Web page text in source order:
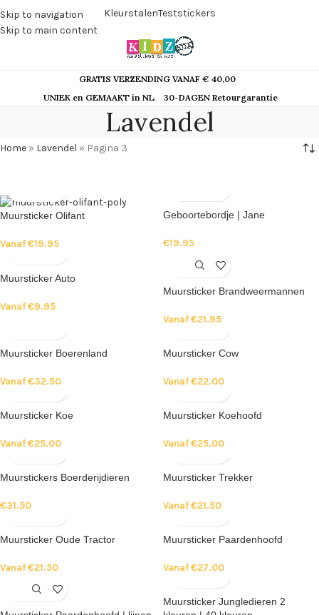
Skip to navigation
Skip to main content
KleurstalenTeststickers
GRATIS VERZENDING VANAF € 40,00
UNIEK en GEMAAKT in NL
30-DAGEN Retourgarantie
Lavendel
Home » Lavendel » Pagina 3
Muursticker Olifant
Vanaf€19.95
Geboortebordje | Jane
€19.95
Muursticker Auto
Vanaf€9.95
Muursticker Brandweermannen
Vanaf€21.95
Muursticker Boerenland
Vanaf€32.50
Muursticker Cow
Vanaf€22.00
Muursticker Koe
Vanaf€25.00
Muursticker Koehoofd
Vanaf€25.00
Muurstickers Boerderijdieren
€31.50
Muursticker Trekker
Vanaf€21.50
Muursticker Oude Tractor
Vanaf€21.50
Muursticker Paardenhoofd
Vanaf€27.00
Muursticker Jungledieren 2